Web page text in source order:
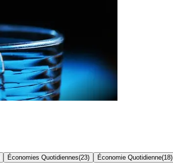
Économies Quotidiennes(23) Économie Quotidienne(18)